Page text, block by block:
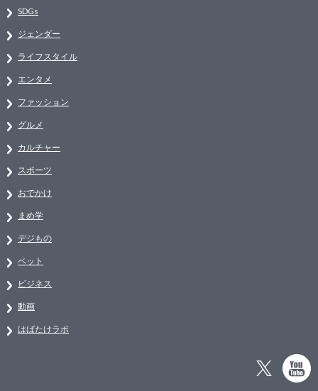
SDGs
ジェンダー
ライフスタイル
エンタメ
ファッション
グルメ
カルチャー
スポーツ
おでかけ
まめ学
デジもの
ペット
ビジネス
動画
はばたけラボ